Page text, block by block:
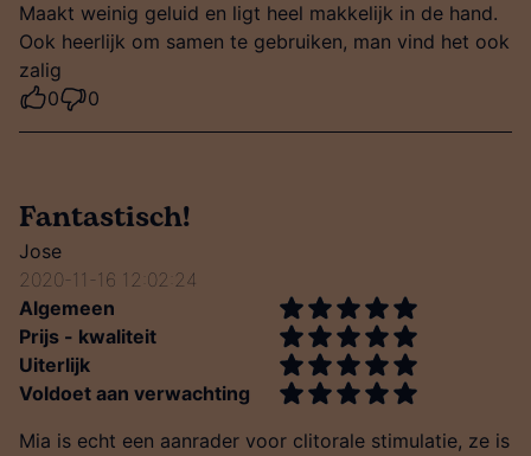
Maakt weinig geluid en ligt heel makkelijk in de hand.
Ook heerlijk om samen te gebruiken, man vind het ook
zalig
0
0
Fantastisch!
Jose
2020-11-16 12:02:24
Algemeen
Prijs - kwaliteit
Uiterlijk
Voldoet aan verwachting
Mia is echt een aanrader voor clitorale stimulatie, ze is